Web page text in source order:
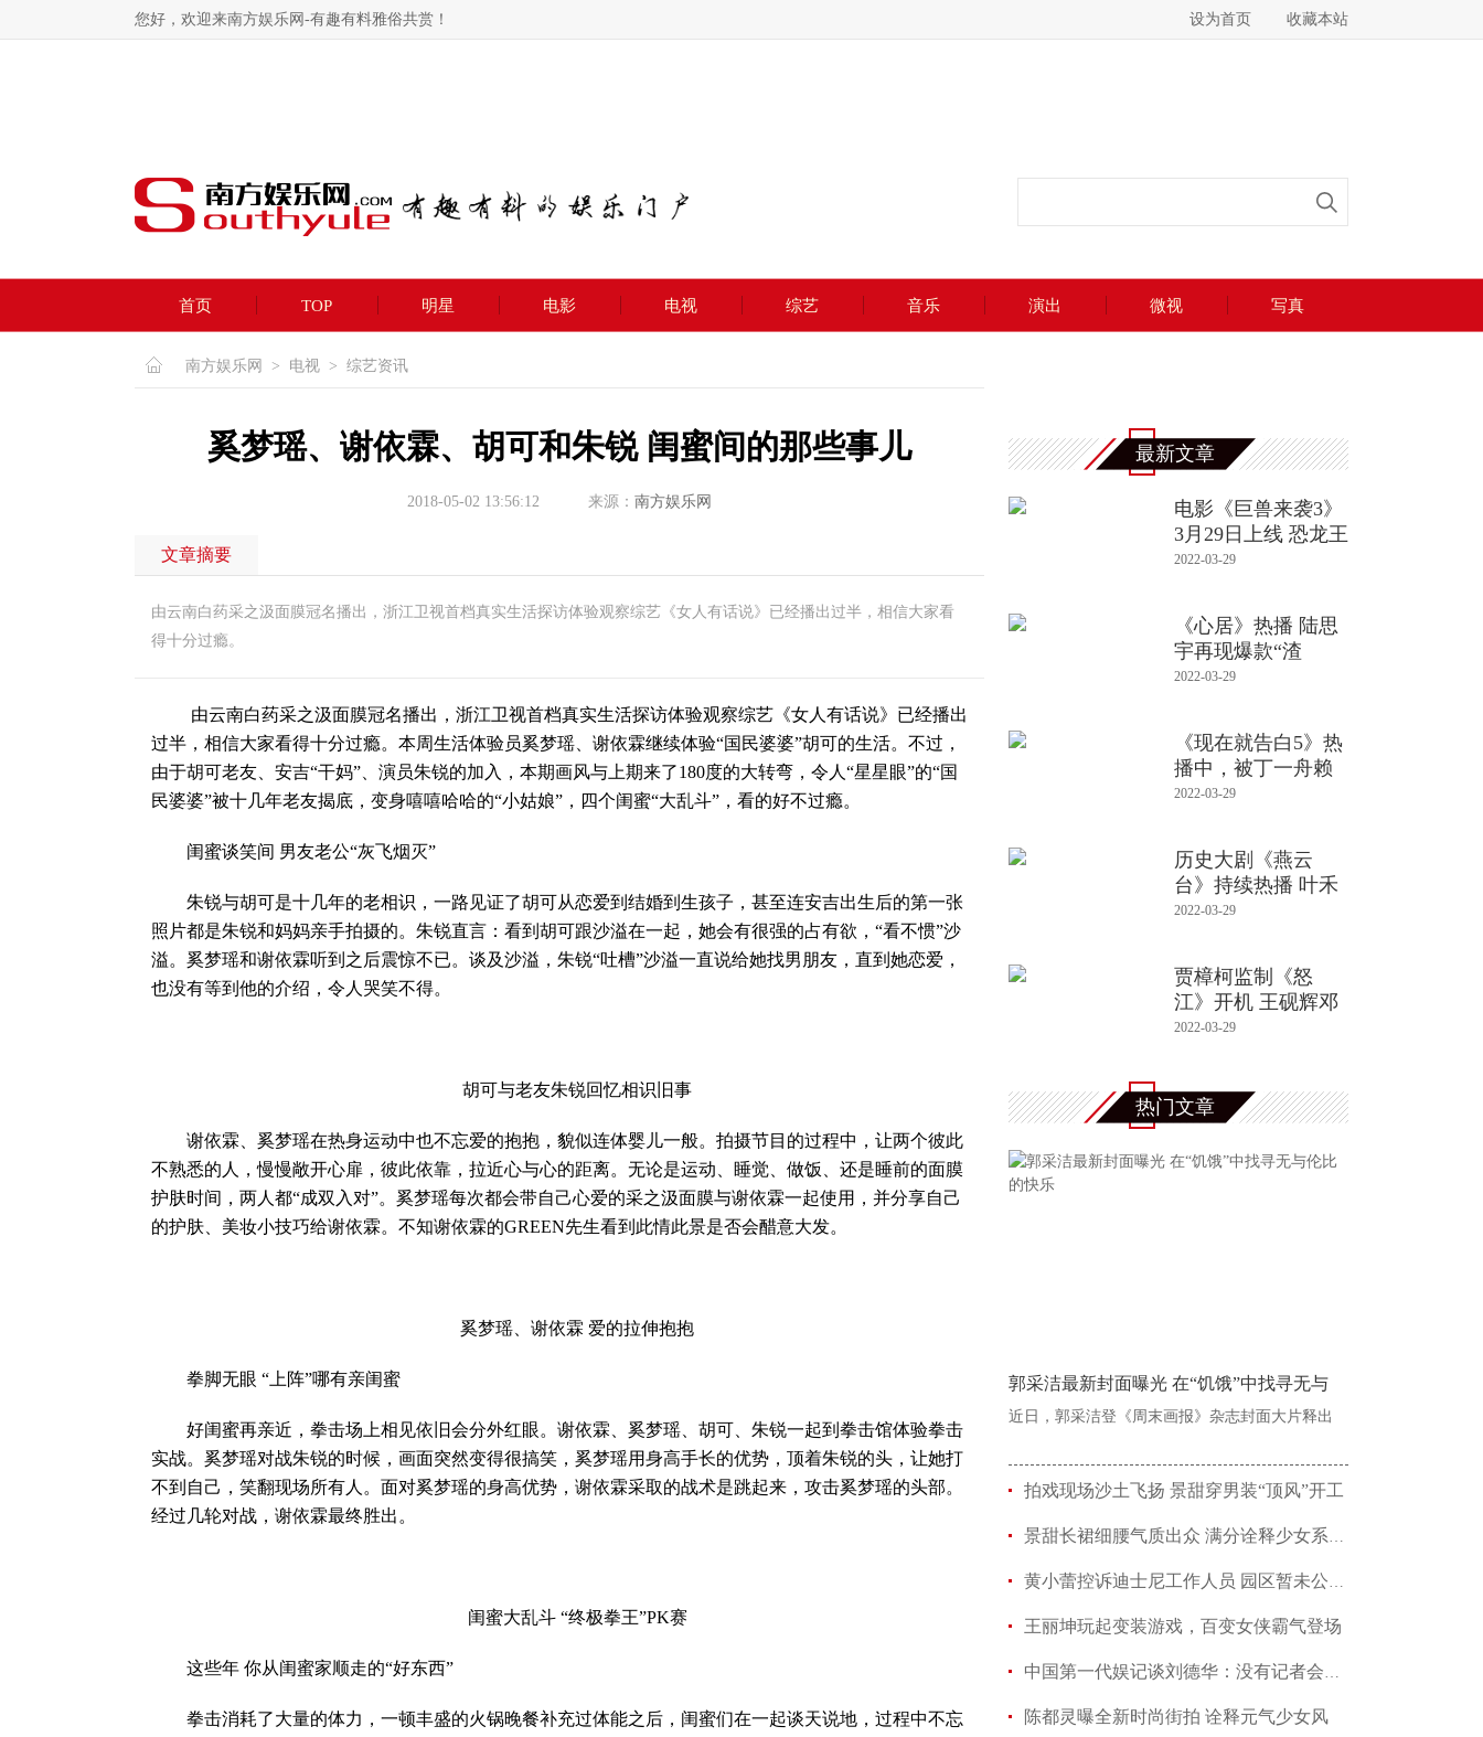
您好，欢迎来南方娱乐网-有趣有料雅俗共赏！ 设为首页 收藏本站
首页 TOP 明星 电影 电视 综艺 音乐 演出 微视 写真
南方娱乐网 > 电视 > 综艺资讯
奚梦瑶、谢依霖、胡可和朱锐 闺蜜间的那些事儿
2018-05-02 13:56:12 来源： 南方娱乐网
文章摘要
由云南白药采之汲面膜冠名播出，浙江卫视首档真实生活探访体验观察综艺《女人有话说》已经播出过半，相信大家看
得十分过瘾。
由云南白药采之汲面膜冠名播出，浙江卫视首档真实生活探访体验观察综艺《女人有话说》已经播出
过半，相信大家看得十分过瘾。本周生活体验员奚梦瑶、谢依霖继续体验“国民婆婆”胡可的生活。不过，
由于胡可老友、安吉“干妈”、演员朱锐的加入，本期画风与上期来了180度的大转弯，令人“星星眼”的“国
民婆婆”被十几年老友揭底，变身嘻嘻哈哈的“小姑娘”，四个闺蜜“大乱斗”，看的好不过瘾。
闺蜜谈笑间 男友老公“灰飞烟灭”
朱锐与胡可是十几年的老相识，一路见证了胡可从恋爱到结婚到生孩子，甚至连安吉出生后的第一张
照片都是朱锐和妈妈亲手拍摄的。朱锐直言：看到胡可跟沙溢在一起，她会有很强的占有欲，“看不惯”沙
溢。奚梦瑶和谢依霖听到之后震惊不已。谈及沙溢，朱锐“吐槽”沙溢一直说给她找男朋友，直到她恋爱，
也没有等到他的介绍，令人哭笑不得。
胡可与老友朱锐回忆相识旧事
谢依霖、奚梦瑶在热身运动中也不忘爱的抱抱，貌似连体婴儿一般。拍摄节目的过程中，让两个彼此
不熟悉的人，慢慢敞开心扉，彼此依靠，拉近心与心的距离。无论是运动、睡觉、做饭、还是睡前的面膜
护肤时间，两人都“成双入对”。奚梦瑶每次都会带自己心爱的采之汲面膜与谢依霖一起使用，并分享自己
的护肤、美妆小技巧给谢依霖。不知谢依霖的GREEN先生看到此情此景是否会醋意大发。
奚梦瑶、谢依霖 爱的拉伸抱抱
拳脚无眼 “上阵”哪有亲闺蜜
好闺蜜再亲近，拳击场上相见依旧会分外红眼。谢依霖、奚梦瑶、胡可、朱锐一起到拳击馆体验拳击
实战。奚梦瑶对战朱锐的时候，画面突然变得很搞笑，奚梦瑶用身高手长的优势，顶着朱锐的头，让她打
不到自己，笑翻现场所有人。面对奚梦瑶的身高优势，谢依霖采取的战术是跳起来，攻击奚梦瑶的头部。
经过几轮对战，谢依霖最终胜出。
闺蜜大乱斗 “终极拳王”PK赛
这些年 你从闺蜜家顺走的“好东西”
拳击消耗了大量的体力，一顿丰盛的火锅晚餐补充过体能之后，闺蜜们在一起谈天说地，过程中不忘
最新文章
电影《巨兽来袭3》
3月29日上线 恐龙王
大战
2022-03-29
《心居》热播 陆思
宇再现爆款“渣
男”引热
2022-03-29
《现在就告白5》热
播中，被丁一舟赖
敏的爱情
2022-03-29
历史大剧《燕云
台》持续热播 叶禾
版耶律隆
2022-03-29
贾樟柯监制《怒
江》开机 王砚辉邓
恩熙实力
2022-03-29
热门文章
郭采洁最新封面曝光 在“饥饿”中找寻无与
近日，郭采洁登《周末画报》杂志封面大片释出
拍戏现场沙土飞扬 景甜穿男装“顶风”开工
景甜长裙细腰气质出众 满分诠释少女系优雅
黄小蕾控诉迪士尼工作人员 园区暂未公开回应当事
王丽坤玩起变装游戏，百变女侠霸气登场
中国第一代娱记谈刘德华：没有记者会不喜欢他
陈都灵曝全新时尚街拍 诠释元气少女风